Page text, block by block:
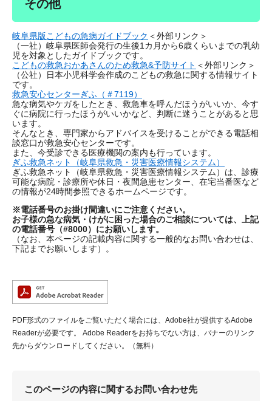
その他
岐阜県版こどもの急病ガイドブック ＜外部リンク＞
（一社）岐阜県医師会発行の生後1カ月から6歳くらいまでの乳幼
児を対象としたガイドブックです。
こどもの救急おかあさんのため救急&予防サイト ＜外部リンク＞
（公社）日本小児科学会作成のこどもの救急に関する情報サイト
です。
救急安心センターぎふ（＃7119）
急な病気やケガをしたとき、救急車を呼んだほうがいいか、今す
ぐに病院に行ったほうがいいかなど、判断に迷うことがあると思
います。
そんなとき、専門家からアドバイスを受けることができる電話相
談窓口が救急安心センターです。
また、今受診できる医療機関の案内も行っています。
ぎふ救急ネット（岐阜県救急・災害医療情報システム）
ぎふ救急ネット（岐阜県救急・災害医療情報システム）は、診療
可能な病院・診療所や休日・夜間急患センター、在宅当番医など
の情報が24時間参照できるホームページです。
※電話番号のお掛け間違いにご注意ください。
お子様の急な病気・けがに困った場合のご相談については、上記
の電話番号（#8000）にお願いします。
（なお、本ページの記載内容に関する一般的なお問い合わせは、
下記までお願いします）。
PDF形式のファイルをご覧いただく場合には、Adobe社が提供するAdobe
Readerが必要です。
Adobe Readerをお持ちでない方は、バナーのリンク
先からダウンロードしてください。（無料）
このページの内容に関するお問い合わせ先